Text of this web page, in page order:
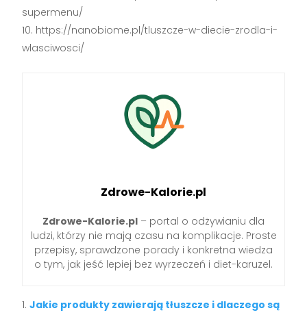
supermenu/
https://nanobiome.pl/tluszcze-w-diecie-zrodla-i-
wlasciwosci/
Zdrowe-Kalorie.pl
Zdrowe-Kalorie.pl – portal o odżywianiu dla
ludzi, którzy nie mają czasu na komplikacje. Proste
przepisy, sprawdzone porady i konkretna wiedza
o tym, jak jeść lepiej bez wyrzeczeń i diet-karuzel.
Jakie produkty zawierają tłuszcze i dlaczego są